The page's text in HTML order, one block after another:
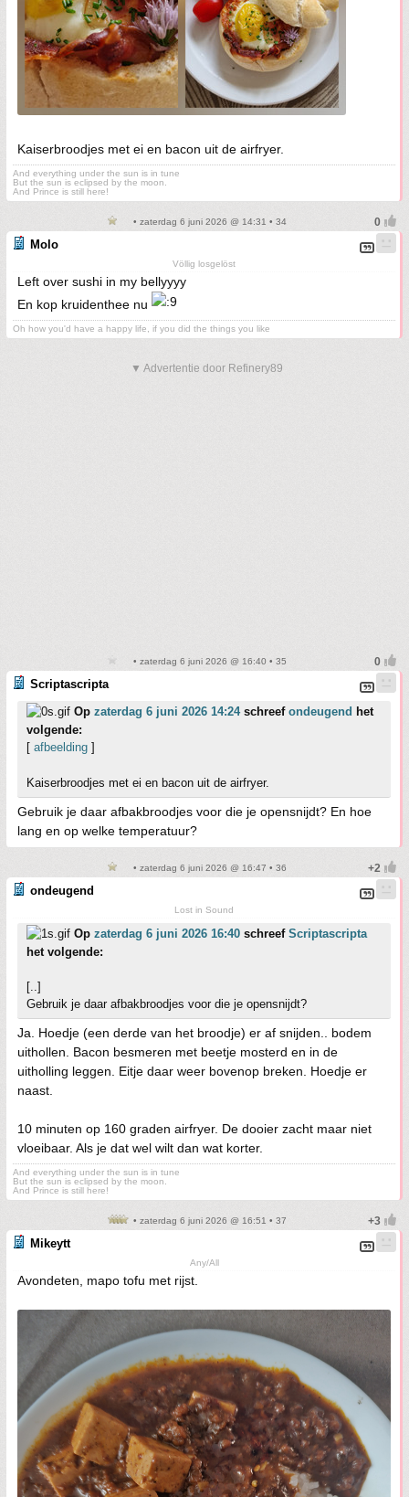
Kaiserbroodjes met ei en bacon uit de airfryer.
And everything under the sun is in tune
But the sun is eclipsed by the moon.
And Prince is still here!
• zaterdag 6 juni 2026 @ 14:31 • 34
Molo
Völlig losgelöst
Left over sushi in my bellyyyy
En kop kruidenthee nu
Oh how you'd have a happy life, if you did the things you like
▼ Advertentie door Refinery89
• zaterdag 6 juni 2026 @ 16:40 • 35
Scriptascripta
Op zaterdag 6 juni 2026 14:24schreef ondeugend het
volgende:
[ afbeelding ]
Kaiserbroodjes met ei en bacon uit de airfryer.
Gebruik je daar afbakbroodjes voor die je opensnijdt? En hoe
lang en op welke temperatuur?
• zaterdag 6 juni 2026 @ 16:47 • 36
ondeugend
Lost in Sound
Op zaterdag 6 juni 2026 16:40 schreef Scriptascripta
het volgende:
[..]
Gebruik je daar afbakbroodjes voor die je opensnijdt?
Ja. Hoedje (een derde van het broodje) er af snijden.. bodem
uithollen. Bacon besmeren met beetje mosterd en in de
uitholling leggen. Eitje daar weer bovenop breken. Hoedje er
naast.
10 minuten op 160 graden airfryer. De dooier zacht maar niet
vloeibaar. Als je dat wel wilt dan wat korter.
And everything under the sun is in tune
But the sun is eclipsed by the moon.
And Prince is still here!
• zaterdag 6 juni 2026 @ 16:51 • 37
Mikeytt
Any/All
Avondeten, mapo tofu met rijst.